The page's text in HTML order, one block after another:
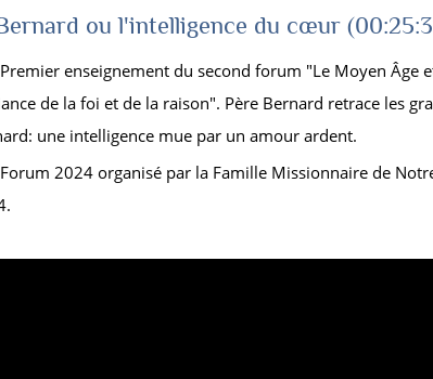
ou l'intelligence du cœur
Premier enseignement du second forum "Le Moyen Âge
de la foi et de la raison". Père Bernard retrace les
une intelligence mue par un amour ardent.
Forum 2024 organisé par la Famille Missionnaire de